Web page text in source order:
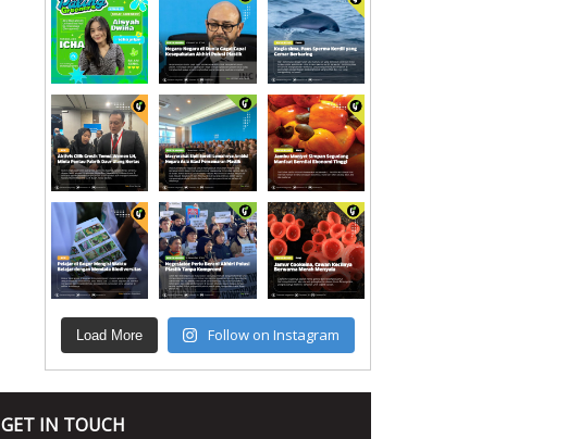
Load More Follow on Instagram
GET IN TOUCH